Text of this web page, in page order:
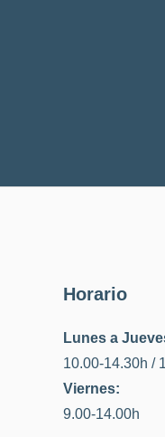
Horario
Lunes a
10.00-14.30h /
Viernes:
9.00-14.00h